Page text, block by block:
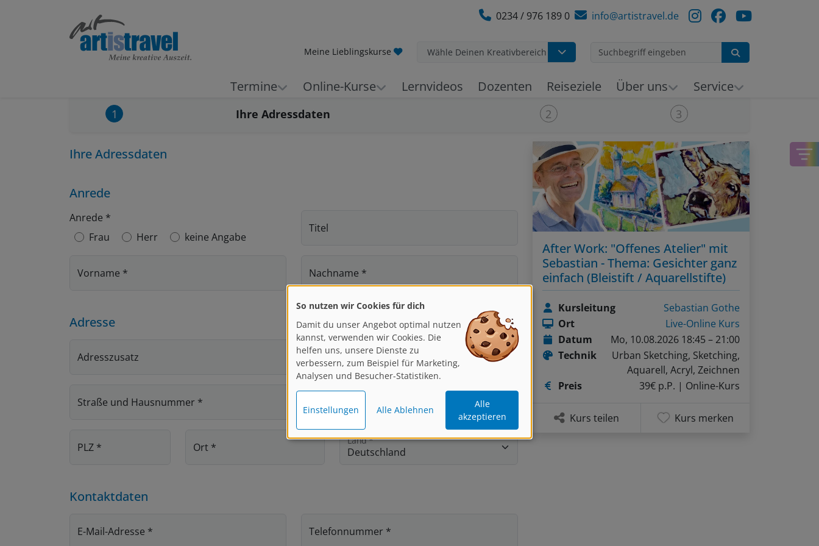
0234 / 976 189 0 info@artistravel.de
Meine Lieblingskurse Wähle Deinen Kreativbereich
Termine Online-Kurse Lernvideos Dozenten Reiseziele Über uns Service
1 Aktueller Schritt:
Ihre Adressdaten 2 3
Ihre Adressdaten
Anrede
Anrede *
Frau
Herr keine Angabe
Titel
Vorname * Nachname *
Adresse
Adresszusatz
Straße und Hausnummer *
PLZ * Ort *
Land*
Kontaktdaten
E-Mail-Adresse * Telefonnummer *
After Work: "Offenes Atelier" mit
Sebastian - Thema: Gesichter ganz
einfach (Bleistift / Aquarellstifte)
Kursleitung
Sebastian Gothe
Ort
Live-Online Kurs
Datum
Mo, 10.08.2026 18:45 – 21:00
Technik
Urban Sketching, Sketching,
Aquarell, Acryl, Zeichnen
Preis
39€ p.P. | Online-Kurs
Kurs teilen Kurs merken
So nutzen wir Cookies für dich
Damit du unser Angebot optimal nutzen
kannst, verwenden wir Cookies. Die
helfen uns, unsere Dienste zu
verbessern, zum Beispiel für Marketing,
Analysen und Besucher-Statistiken.
Einstellungen Alle Ablehnen
Alle
akzeptieren